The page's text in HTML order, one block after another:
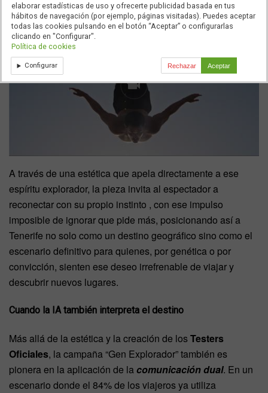
A través de una estética que apela directamente a ese
espíritu explorador, la pieza invita al espectador a
reconectar con su propio instinto , con ese impulso
imposible de ignorar que pide más, posicionando así a
Tenerife no solo como un destino geográfico sino como el
escenario definitivo para quienes, por genética o por
convicción, sienten ese deseo irrefrenable de viajar y
descubrir nuevos lugares.
Cuando la IA también interpreta el destino
Más allá de la estética y la creación de losTesters
Oficiales, la campaña “Gen Explorador” también es
pionera en la aplicación de lacomunicación dual. En un
escenario donde el 84% de los viajeros ya utiliza
elaborar estadísticas de uso y ofrecerte publicidad basada en tus
hábitos de navegación (por ejemplo, páginas visitadas). Puedes aceptar
todas las cookies pulsando en el botón “Aceptar” o configurarlas
clicando en "Configurar".
Política de cookies
Configurar Rechazar Aceptar